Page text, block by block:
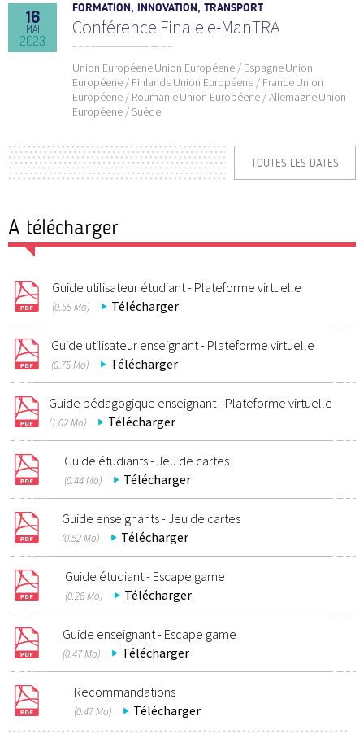
16
MAI
2023
FORMATION, INNOVATION, TRANSPORT
Conférence Finale e-ManTRA
Union EuropéeneUnion Européene / EspagneUnion
Européene / FinlandeUnion Européene / FranceUnion
Européene / RoumanieUnion Européene / AllemagneUnion
Européene / Suède
TOUTES LES DATES
A télécharger
Guide utilisateur étudiant - Plateforme virtuelle
(0.55 Mo) Télécharger
Guide utilisateur enseignant - Plateforme virtuelle
(0.75 Mo) Télécharger
Guide pédagogique enseignant - Plateforme virtuelle
(1.02 Mo) Télécharger
Guide étudiants - Jeu de cartes
(0.44 Mo) Télécharger
Guide enseignants - Jeu de cartes
(0.52 Mo) Télécharger
Guide étudiant - Escape game
(0.26 Mo) Télécharger
Guide enseignant - Escape game
(0.47 Mo) Télécharger
Recommandations
(0.47 Mo) Télécharger